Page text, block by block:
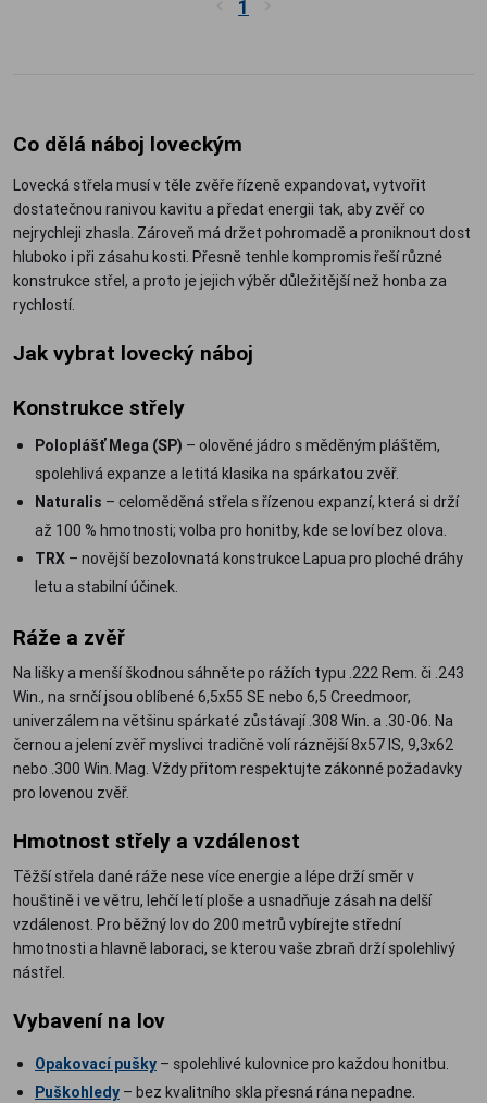
1
Co dělá náboj loveckým
Lovecká střela musí v těle zvěře řízeně expandovat, vytvořit
dostatečnou ranivou kavitu a předat energii tak, aby zvěř co
nejrychleji zhasla. Zároveň má držet pohromadě a proniknout dost
hluboko i při zásahu kosti. Přesně tenhle kompromis řeší různé
konstrukce střel, a proto je jejich výběr důležitější než honba za
rychlostí.
Jak vybrat lovecký náboj
Konstrukce střely
Poloplášť Mega (SP) – olověné jádro s měděným pláštěm,
spolehlivá expanze a letitá klasika na spárkatou zvěř.
Naturalis – celoměděná střela s řízenou expanzí, která si drží
až 100 % hmotnosti; volba pro honitby, kde se loví bez olova.
TRX – novější bezolovnatá konstrukce Lapua pro ploché dráhy
letu a stabilní účinek.
Ráže a zvěř
Na lišky a menší škodnou sáhněte po rážích typu .222 Rem. či .243
Win., na srnčí jsou oblíbené 6,5x55 SE nebo 6,5 Creedmoor,
univerzálem na většinu spárkaté zůstávají .308 Win. a .30-06. Na
černou a jelení zvěř myslivci tradičně volí ráznější 8x57 IS, 9,3x62
nebo .300 Win. Mag. Vždy přitom respektujte zákonné požadavky
pro lovenou zvěř.
Hmotnost střely a vzdálenost
Těžší střela dané ráže nese více energie a lépe drží směr v
houštině i ve větru, lehčí letí ploše a usnadňuje zásah na delší
vzdálenost. Pro běžný lov do 200 metrů vybírejte střední
hmotnosti a hlavně laboraci, se kterou vaše zbraň drží spolehlivý
nástřel.
Vybavení na lov
Opakovací pušky – spolehlivé kulovnice pro každou honitbu.
Puškohledy – bez kvalitního skla přesná rána nepadne.